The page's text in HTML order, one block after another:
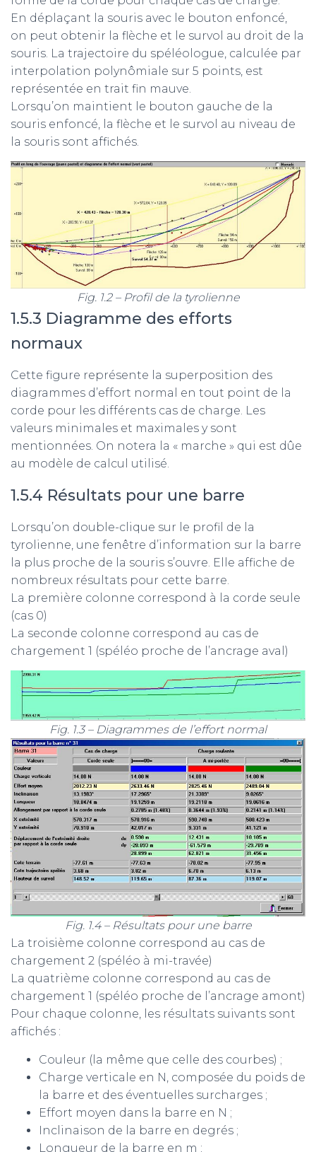
En déplaçant la souris avec le bouton enfoncé,
on peut obtenir la flèche et le survol au droit de la
souris. La trajectoire du spéléologue, calculée par
interpolation polynômiale sur 5 points, est
représentée en trait fin mauve.
Lorsqu’on maintient le bouton gauche de la
souris enfoncé, la flèche et le survol au niveau de
la souris sont affichés.
Fig. 1.2 – Profil de la tyrolienne
1.5.3 Diagramme des efforts
normaux
Cette figure représente la superposition des
diagrammes d’effort normal en tout point de la
corde pour les différents cas de charge. Les
valeurs minimales et maximales y sont
mentionnées. On notera la « marche » qui est dûe
au modèle de calcul utilisé.
1.5.4 Résultats pour une barre
Lorsqu’on double-clique sur le profil de la
tyrolienne, une fenêtre d’information sur la barre
la plus proche de la souris s’ouvre. Elle affiche de
nombreux résultats pour cette barre.
La première colonne correspond à la corde seule
(cas 0)
La seconde colonne correspond au cas de
chargement 1 (spéléo proche de l’ancrage aval)
Fig. 1.3 – Diagrammes de l’effort normal
Fig. 1.4 – Résultats pour une barre
La troisième colonne correspond au cas de
chargement 2 (spéléo à mi-travée)
La quatrième colonne correspond au cas de
chargement 1 (spéléo proche de l’ancrage amont)
Pour chaque colonne, les résultats suivants sont
affichés :
Couleur (la même que celle des courbes) ;
Charge verticale en N, composée du poids de
la barre et des éventuelles surcharges ;
Effort moyen dans la barre en N ;
Inclinaison de la barre en degrés ;
Longueur de la barre en m ;